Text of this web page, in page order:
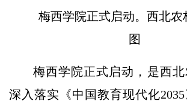
梅西学院正式启动。西北农
图
梅西学院正式启动，是西
深入落实《中国教育现代化